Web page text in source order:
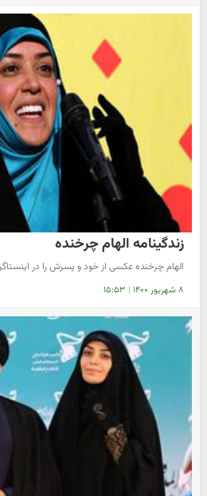
زندگینامه الهام چرخنده
الهام چرخنده عکسی از خود و پسرش را در
۸ شهریور ۱۴۰۰ | ۱۵:۵۳